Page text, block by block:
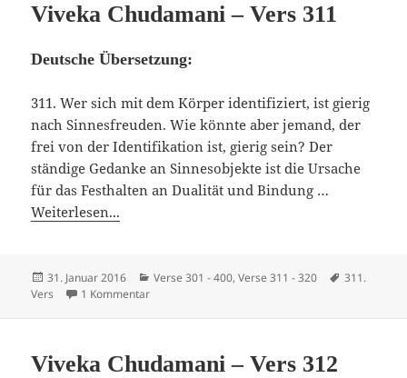
Viveka Chudamani – Vers 311
Deutsche Übersetzung:
311. Wer sich mit dem Körper identifiziert, ist gierig
nach Sinnesfreuden. Wie könnte aber jemand, der
frei von der Identifikation ist, gierig sein? Der
ständige Gedanke an Sinnesobjekte ist die Ursache
für das Festhalten an Dualität und Bindung …
Weiterlesen...
Veröffentlicht
am
31. Januar 2016 Kategorien
Verse 301 - 400,Verse 311 - 320
311.
Vers
1 Kommentarzu Viveka Chudamani – Vers 311
Viveka Chudamani – Vers 312